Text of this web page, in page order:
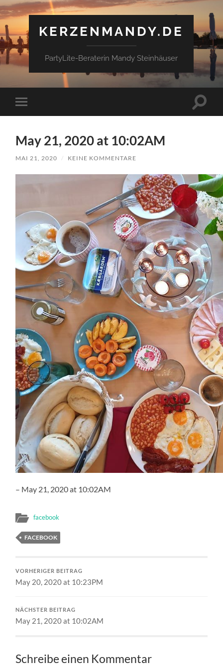
KERZENMANDY.DE
PartyLite-Beraterin Mandy Steinhäuser
Mobile-
Menü
May 21, 2020 at 10:02AM
MAI 21, 2020 / KEINE KOMMENTARE
– May 21, 2020 at 10:02AM
facebook
FACEBOOK
VORHERIGER BEITRAG
May 20, 2020 at 10:23PM
NÄCHSTER BEITRAG
May 21, 2020 at 10:02AM
Schreibe einen Kommentar